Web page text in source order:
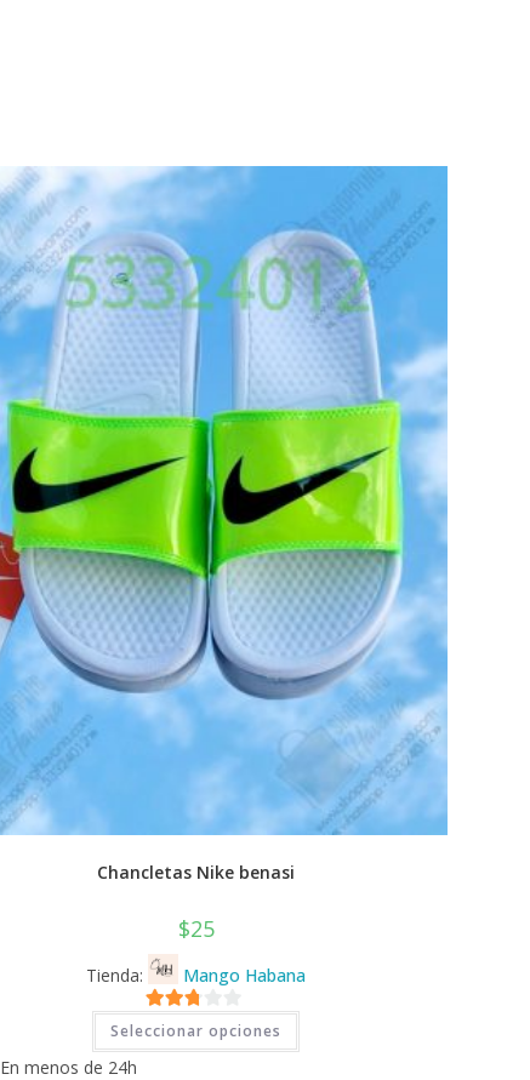
Chancletas Nike benasi
$25
Tienda: Mango Habana
2.71
de 5
Seleccionar opciones
Este
tiene
En menos de 24h